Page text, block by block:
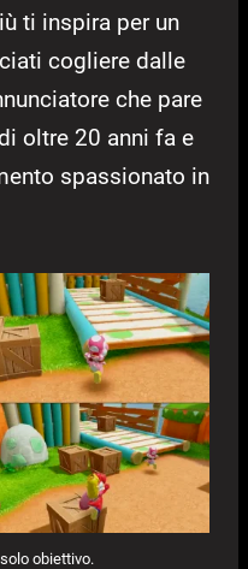
ti inspira per un
cogliere dalle
che pare
oltre 20 anni fa e
spassionato in
obiettivo.